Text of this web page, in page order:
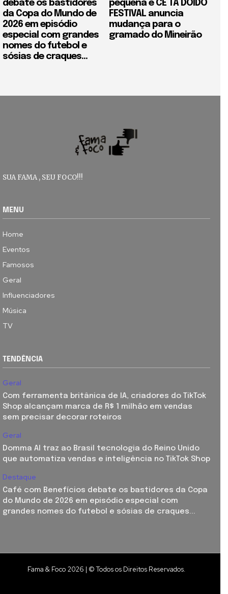
debate os bastidores
da Copa do Mundo de
2026 em episódio
especial com grandes
nomes do futebol e
sósias de craques...
pequena e CÊ TÁ DOIDO
FESTIVAL anuncia
mudança para o
gramado do Mineirão
SUA FAMA , SEU FOCO!!!
MENU
Home
Eventos
Famosos
Geral
Influenciadores
Música
TV
TENDÊNCIA
Geral
Com ferramenta britânica de IA, criadores do TikTok
Shop alcançam marca de R$ 1 milhão em vendas
sem precisar decorar roteiros
Geral
Domma AI traz ao Brasil tecnologia do Reino Unido
que automatiza vendas e inteligência no TikTok Shop
Destaque
Café com Benefícios debate os bastidores da Copa
do Mundo de 2026 em episódio especial com
grandes nomes do futebol e sósias de craques...
Fama & Foco 2026 | © Todos os Direitos Reservados.